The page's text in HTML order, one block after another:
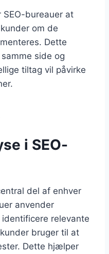
bureauer at
om de
Dette
side og
tiltag vil påvirke
i SEO-
del af enhver
anvender
relevante
bruger til at
Dette hjælper